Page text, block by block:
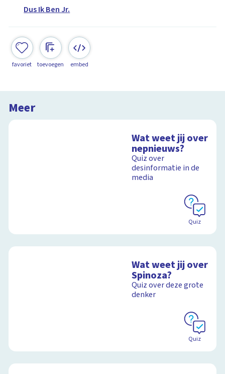
Dus Ik Ben Jr.
favoriet toevoegen embed
Meer
Wat weet jij over
nepnieuws?
Quiz over
desinformatie in de
media
Quiz
Wat weet jij over
Spinoza?
Quiz over deze grote
denker
Quiz